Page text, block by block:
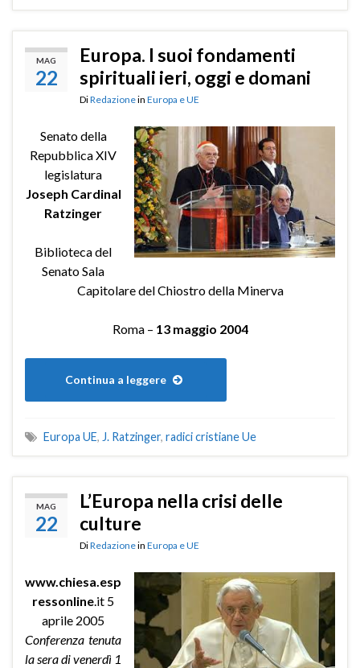
MAG
22
Europa. I suoi fondamenti
spirituali ieri, oggi e domani
DiRedazionein Europa e UE
Senato della
Repubblica XIV
legislatura
Joseph Cardinal
Ratzinger
Biblioteca del
Senato Sala
Capitolare del Chiostro della Minerva
Roma – 13 maggio 2004
Continua a leggere
Europa UE, J. Ratzinger, radici cristiane Ue
MAG
22
L’Europa nella crisi delle
culture
DiRedazionein Europa e UE
www.chiesa.esp
ressonline.it 5
aprile 2005
Conferenza tenuta
la sera di venerdì 1